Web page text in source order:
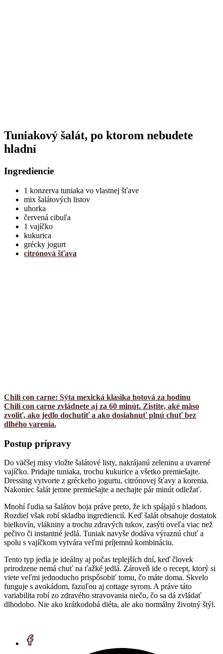
Tuniakový šalát, po ktorom nebudete
hladní
Ingrediencie
1 konzerva tuniaka vo vlastnej šťave
mix šalátových listov
uhorka
červená cibuľa
1 vajíčko
kukurica
grécky jogurt
citrónová šťava
Chili con carne: Sýta mexická klasika hotová za hodinu
Chili con carne zvládnete aj za 60 minút. Zistite, aké mäso
zvoliť, ako jedlo dochutiť a ako dosiahnuť plnú chuť bez
dlhého varenia.
Postup prípravy
Do väčšej misy vložte šalátové listy, nakrájanú zeleninu a uvarené
vajíčko. Pridajte tuniaka, trochu kukurice a všetko premiešajte.
Dressing vytvorte z gréckeho jogurtu, citrónovej šťavy a korenia.
Nakoniec šalát jemne premiešajte a nechajte pár minút odležať.
Mnohí ľudia sa šalátov boja práve preto, že ich spájajú s hladom.
Rozdiel však robí skladba ingrediencií. Keď šalát obsahuje dostatok
bielkovín, vlákniny a trochu zdravých tukov, zasýti oveľa viac než
pečivo či instantné jedlá. Tuniak navyše dodáva výraznú chuť a
spolu s vajíčkom vytvára veľmi príjemnú kombináciu.
Tento typ jedla je ideálny aj počas teplejších dní, keď človek
prirodzene nemá chuť na ťažké jedlá. Zároveň ide o recept, ktorý si
viete veľmi jednoducho prispôsobiť tomu, čo máte doma. Skvelo
funguje s avokádom, fazuľou aj cottage syrom. A práve táto
variabilita robí zo zdravého stravovania niečo, čo sa dá zvládať
dlhodobo. Nie ako krátkodobá diéta, ale ako normálny životný štýl.